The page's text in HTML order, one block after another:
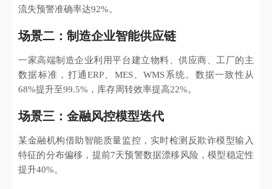
流失预警准确率达92%。
场景二：制造企业智能供应链
一家高端制造企业利用平台建立物料、供应商、工厂的主
数据标准，打通ERP、MES、WMS系统。数据一致性从
68%提升至99.5%，库存周转效率提高22%。
场景三：金融风控模型迭代
某金融机构借助智能质量监控，实时检测反欺诈模型输入
特征的分布偏移，提前7天预警数据漂移风险，模型稳定性
提升40%。